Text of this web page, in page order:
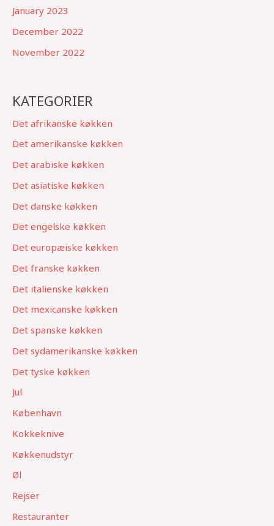
January 2023
December 2022
November 2022
KATEGORIER
Det afrikanske køkken
Det amerikanske køkken
Det arabiske køkken
Det asiatiske køkken
Det danske køkken
Det engelske køkken
Det europæiske køkken
Det franske køkken
Det italienske køkken
Det mexicanske køkken
Det spanske køkken
Det sydamerikanske køkken
Det tyske køkken
Jul
København
Kokkeknive
Køkkenudstyr
Øl
Rejser
Restauranter